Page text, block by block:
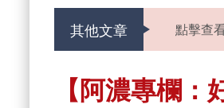
其他文章 點擊查
【阿濃專欄：